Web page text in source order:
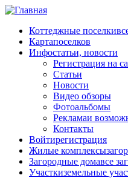
Перейти к основному
Коттеджные поселки
Картапоселков
Инфостатьи, новости
Регистрация на
Статьи
Новости
Видео обзоры
Фотоальбомы
Рекламаи
Контакты
Войтирегистрация
Жилые комплексы
Загородные домавсе
Участкиземельные